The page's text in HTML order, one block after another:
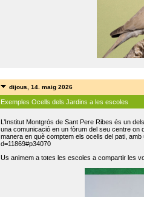
dijous, 14. maig 2026
Exemples Ocells dels Jardins a les escoles
L’Institut Montgrós de Sant Pere Ribes és un
una comunicació en un fòrum del seu centre on
manera en què comptem els ocells del pati,
d=11869#p34070
Us animem a totes les escoles a compartir les